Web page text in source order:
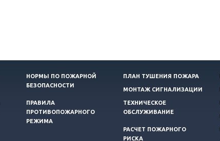
НОРМЫ ПО ПОЖАРНОЙ
БЕЗОПАСНОСТИ
ПЛАН ТУШЕНИЯ ПОЖАРА
МОНТАЖ СИГНАЛИЗАЦИИ
ПРАВИЛА
ПРОТИВОПОЖАРНОГО
РЕЖИМА
ТЕХНИЧЕСКОЕ
ОБСЛУЖИВАНИЕ
РАСЧЕТ ПОЖАРНОГО
РИСКА